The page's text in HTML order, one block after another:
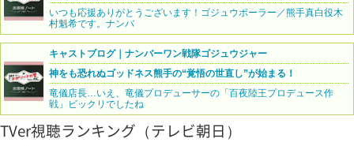
いつも応援ありがとうございます！ゴジュウポーラー／熊手真白役木
村魁希です。ナンバ
キャストブログ｜ナンバーワン戦隊ゴジュウジャー
神をも恐れぬゴッドネス熊手の“覚悟の世直し”が始まる！
竜儀店長…いえ、竜儀プロデューサーの「百夜陸王プロデュース作
戦」ビックリでしたね
TVer視聴ランキング（テレビ朝日）